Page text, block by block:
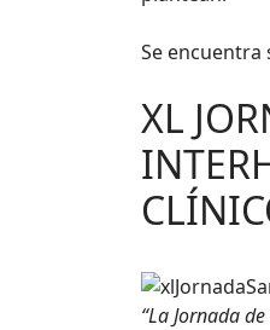
Se encuentra
XL
“La Jornada